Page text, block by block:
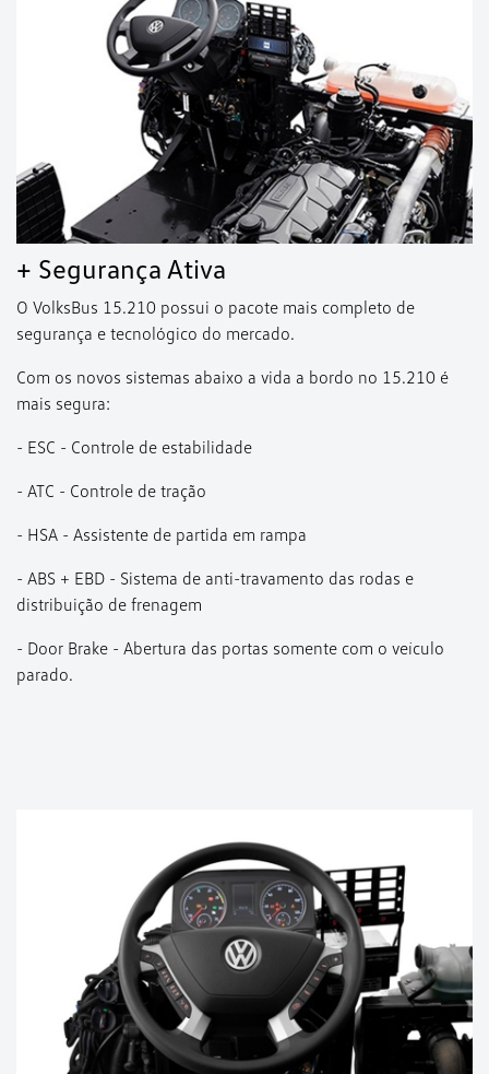
+ Segurança Ativa
O VolksBus 15.210 possui o pacote mais completo de
segurança e tecnológico do mercado.
Com os novos sistemas abaixo a vida a bordo no 15.210 é
mais segura:
- ESC - Controle de estabilidade
- ATC - Controle de tração
- HSA - Assistente de partida em rampa
- ABS + EBD - Sistema de anti-travamento das rodas e
distribuição de frenagem
- Door Brake - Abertura das portas somente com o veículo
parado.